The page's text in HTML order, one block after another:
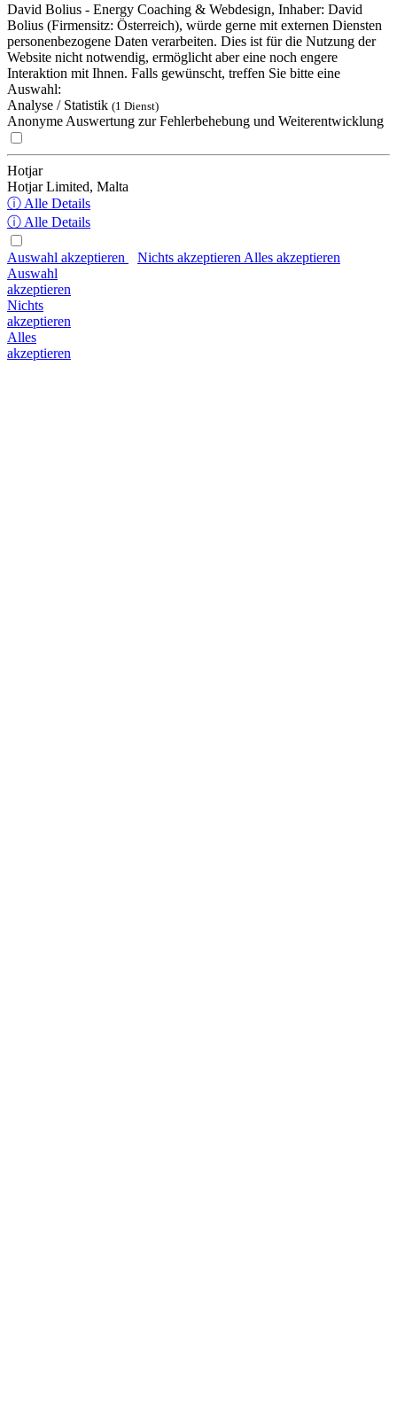
David Bolius - Energy Coaching & Webdesign, Inhaber: David
Bolius (Firmensitz: Österreich), würde gerne mit externen Diensten
personenbezogene Daten verarbeiten. Dies ist für die Nutzung der
Website nicht notwendig, ermöglicht aber eine noch engere
Interaktion mit Ihnen. Falls gewünscht, treffen Sie bitte eine
Auswahl:
Analyse / Statistik (1 Dienst)
Anonyme Auswertung zur Fehlerbehebung und Weiterentwicklung
Hotjar
Hotjar Limited, Malta
ⓘ Alle Details
ⓘ Alle Details
Auswahl akzeptieren Nichts akzeptieren Alles akzeptieren
Auswahl
akzeptieren
Nichts
akzeptieren
Alles
akzeptieren